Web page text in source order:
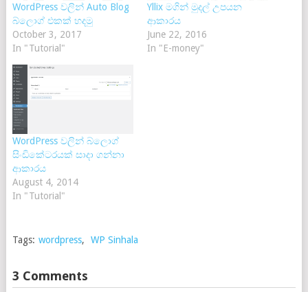
WordPress වලින් Auto Blog
බ්ලොග් එකක් හදමු
October 3, 2017
In "Tutorial"
Yllix මගින් මුදල් උපයන
ආකාරය
June 22, 2016
In "E-money"
WordPress වලින් බ්ලොග්
සිංඩිකේටරයක් සාදා ගන්නා
ආකාරය
August 4, 2014
In "Tutorial"
Tags: wordpress, WP Sinhala
3 Comments